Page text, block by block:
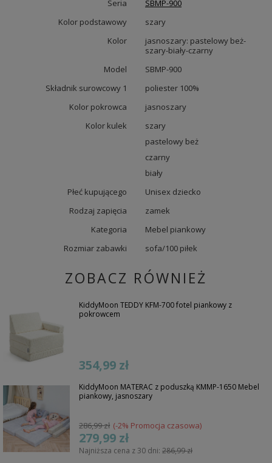
Seria
SBMP-900
Kolor podstawowy
szary
Kolor
jasnoszary: pastelowy beż-
szary-biały-czarny
Model
SBMP-900
Składnik surowcowy 1
poliester 100%
Kolor pokrowca
jasnoszary
Kolor kulek
szary
pastelowy beż
czarny
biały
Płeć kupującego
Unisex dziecko
Rodzaj zapięcia
zamek
Kategoria
Mebel piankowy
Rozmiar zabawki
sofa/100 piłek
ZOBACZ RÓWNIEŻ
KiddyMoon TEDDY KFM-700 fotel piankowy z
pokrowcem
354,99 zł
KiddyMoon MATERAC z poduszką KMMP-1650 Mebel
piankowy, jasnoszary
286,99 zł (-2% Promocja czasowa)
279,99 zł
Najniższa cena z 30 dni: 286,99 zł